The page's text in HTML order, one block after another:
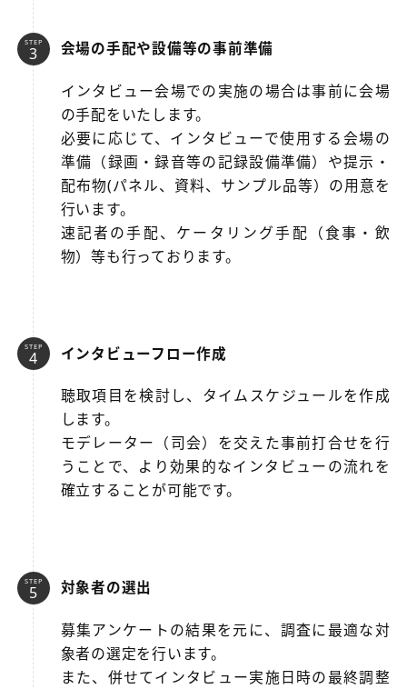
STEP 会場の手配や設備等の事前準備
インタビュー会場での実施の場合は事前に会場
の手配をいたします。
必要に応じて、インタビューで使用する会場の
準備（録画・録音等の記録設備準備）や提示・
配布物(パネル、資料、サンプル品等）の用意を
行います。
速記者の手配、ケータリング手配（食事・飲
物）等も行っております。
STEP インタビューフロー作成
聴取項目を検討し、タイムスケジュールを作成
します。
モデレーター（司会）を交えた事前打合せを行
うことで、より効果的なインタビューの流れを
確立することが可能です。
STEP 対象者の選出
募集アンケートの結果を元に、調査に最適な対
象者の選定を行います。
また、併せてインタビュー実施日時の最終調整